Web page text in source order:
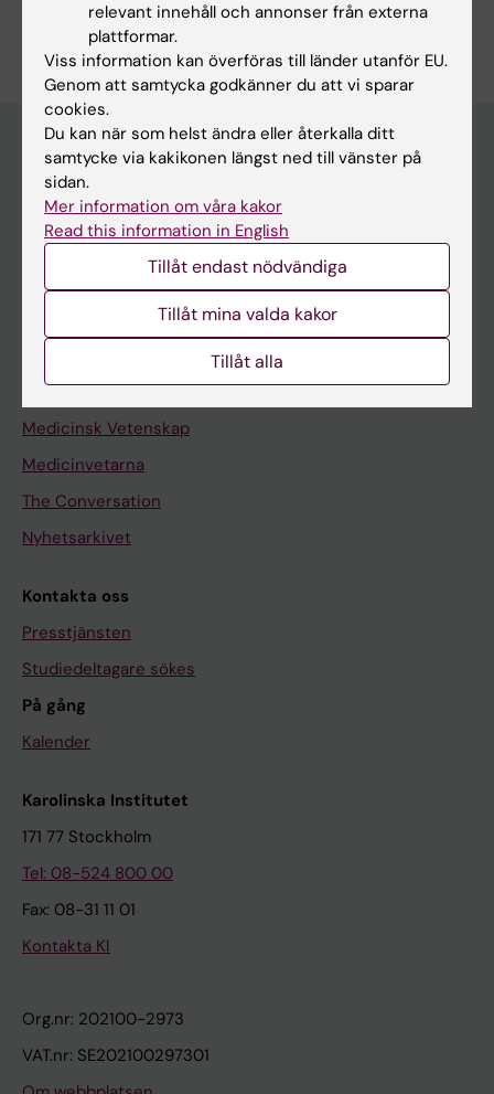
Upptäck KI
Utbildning
Forskarutbildning
Forskning
Om KI
Redaktionellt material
Medicinsk Vetenskap
Medicinvetarna
The Conversation
Nyhetsarkivet
Kontakta oss
Presstjänsten
Studiedeltagare sökes
På gång
Kalender
Karolinska Institutet
171 77 Stockholm
Tel: 08-524 800 00
Fax: 08-31 11 01
Kontakta KI
Org.nr: 202100-2973
VAT.nr: SE202100297301
relevant innehåll och annonser från externa
plattformar.
Viss information kan överföras till länder utanför EU.
Genom att samtycka godkänner du att vi sparar
cookies.
Du kan när som helst ändra eller återkalla ditt
samtycke via kakikonen längst ned till vänster på
sidan.
Mer information om våra kakor
Read this information in English
Tillåt endast nödvändiga
Tillåt mina valda kakor
Tillåt alla